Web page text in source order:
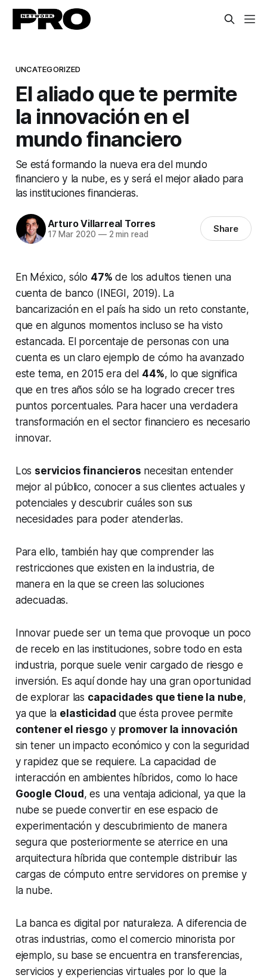
UNCATEGORIZED
El aliado que te permite
la innovación en el
mundo financiero
Se está formando la nueva era del mundo
financiero y la nube, es y será el mejor aliado para
las instituciones financieras.
Arturo Villarreal Torres
17 Mar 2020 —2 min read Share
En México, sólo 47% de los adultos tienen una
cuenta de banco (INEGI, 2019). La
bancarización en el país ha sido un reto constante,
que en algunos momentos incluso se ha visto
estancada. El porcentaje de personas con una
cuenta es un claro ejemplo de cómo ha avanzado
este tema, en 2015 era del 44%, lo que significa
que en tres años sólo se ha logrado crecer tres
puntos porcentuales. Para hacer una verdadera
transformación en el sector financiero es necesario
innovar.
Los servicios financieros necesitan entender
mejor al público, conocer a sus clientes actuales y
potenciales y descubrir cuáles son sus
necesidades para poder atenderlas.
Para ello, también hay que comprender las
restricciones que existen en la industria, de
manera en la que se creen las soluciones
adecuadas.
Innovar puede ser un tema que provoque un poco
de recelo en las instituciones, sobre todo en esta
industria, porque suele venir cargado de riesgo e
inversión. Es aquí donde hay una gran oportunidad
de explorar las capacidades que tiene la nube,
ya que la elasticidad que ésta provee permite
contener el riesgo y promover la innovación
sin tener un impacto económico y con la seguridad
y rapidez que se requiere. La capacidad de
interacción en ambientes híbridos, como lo hace
Google Cloud, es una ventaja adicional, ya que la
nube se puede convertir en ese espacio de
experimentación y descubrimiento de manera
segura que posteriormente se aterrice en una
arquitectura híbrida que contemple distribuir las
cargas de cómputo entre servidores on premise y
la nube.
La banca es digital por naturaleza. A diferencia de
otras industrias, como el comercio minorista por
ejemplo, su base se encuentra en transferencias,
servicios y experiencias virtuales por lo que la